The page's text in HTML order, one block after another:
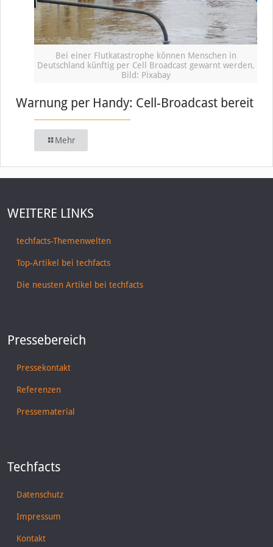
Bei einer Flutkatastrophe können Menschen in
Deutschland künftig per Cell Broadcast gewarnt werden,
Bild: Pixabay
Warnung per Handy: Cell-Broadcast bereit
Mehr
WEITERE LINKS
techfacts-Themenwelten
Top-Artikel bei techfacts
Die neusten Artikel bei techfacts
Pressebereich
Pressekontakt
Referenzen
Pressematerial
Techfacts
Datenschutz
Impressum
Kontakt